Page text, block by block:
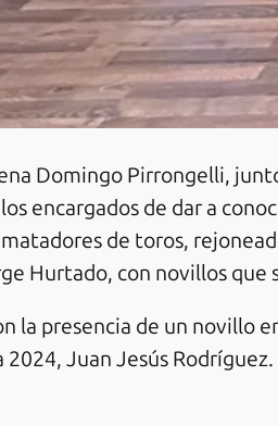
Domingo Pirrongelli,
encargados de dar a
de toros,
Hurtado, con novillos
la presencia de un novillo
2024, Juan Jesús